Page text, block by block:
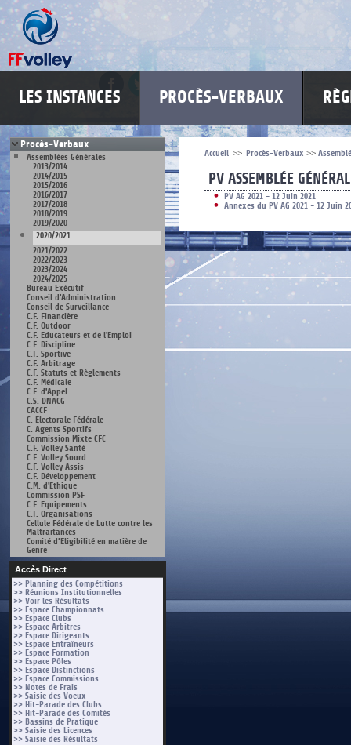
LES INSTANCES PROCÈS-VERBAUX
Procès-Verbaux
Assemblées Générales
2013/2014
2014/2015
2015/2016
2016/2017
2017/2018
2018/2019
2019/2020
2020/2021
2021/2022
2022/2023
2023/2024
2024/2025
Bureau Exécutif
Conseil d'Administration
Conseil de Surveillance
C.F. Financière
C.F. Outdoor
C.F. Educateurs et de l'Emploi
C.F. Discipline
C.F. Sportive
C.F. Arbitrage
C.F. Statuts et Règlements
C.F. Médicale
C.F. d'Appel
C.S. DNACG
CACCF
C. Electorale Fédérale
C. Agents Sportifs
Commission Mixte CFC
C.F. Volley Santé
C.F. Volley Sourd
C.F. Volley Assis
C.F. Développement
C.M. d'Ethique
Commission PSF
C.F. Equipements
C.F. Organisations
Cellule Fédérale de Lutte contre les
Maltraitances
Comité d’Eligibilité en matière de
Genre
Accès Direct
>> Planning des Compétitions
>> Réunions Institutionnelles
>> Voir les Résultats
>> Espace Championnats
>> Espace Clubs
>> Espace Arbitres
>> Espace Dirigeants
>> Espace Entraîneurs
>> Espace Formation
>> Espace Pôles
>> Espace Distinctions
>> Espace Commissions
>> Notes de Frais
>> Saisie des Voeux
>> Hit-Parade des Clubs
>> Hit-Parade des Comités
>> Bassins de Pratique
>> Saisie des Licences
>> Saisie des Résultats
Accueil >> Procès-Verbaux >>
PV ASSEMBLÉE
PV AG 2021 - 12 Juin 2021
Annexes du PV AG 2021 - 12 Juin